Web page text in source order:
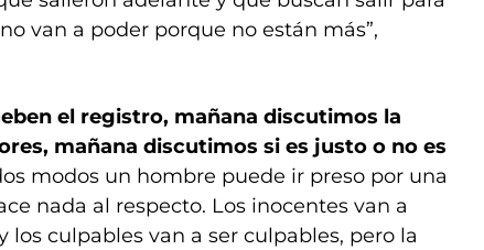
van a poder porque no están más”,
el registro, mañana discutimos la
mañana discutimos si es justo o no es
modos un hombre puede ir preso por una
nada al respecto. Los inocentes van a
los culpables van a ser culpables, pero la